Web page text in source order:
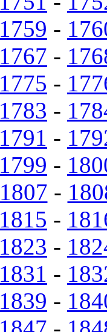
1759 -
1767 -
1775 -
1783 -
1791 -
1799 -
1807 -
1815 -
1823 -
1831 -
1839 -